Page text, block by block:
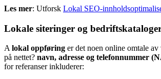
Les mer: Utforsk Lokal SEO-
Lokale siteringer og
Alokal oppføring er det noen online omtale
på nettet? navn, adresse og telefonnummer
for referanser inkluderer: